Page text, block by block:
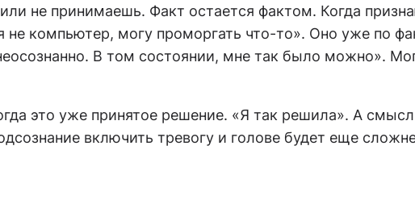
не принимаешь. Факт остается фактом. Когда
не компьютер, могу проморгать что-то». Оно уже по
В том состоянии, мне так было можно».
это уже принятое решение. «Я так решила». А смысл
включить тревогу и голове будет еще